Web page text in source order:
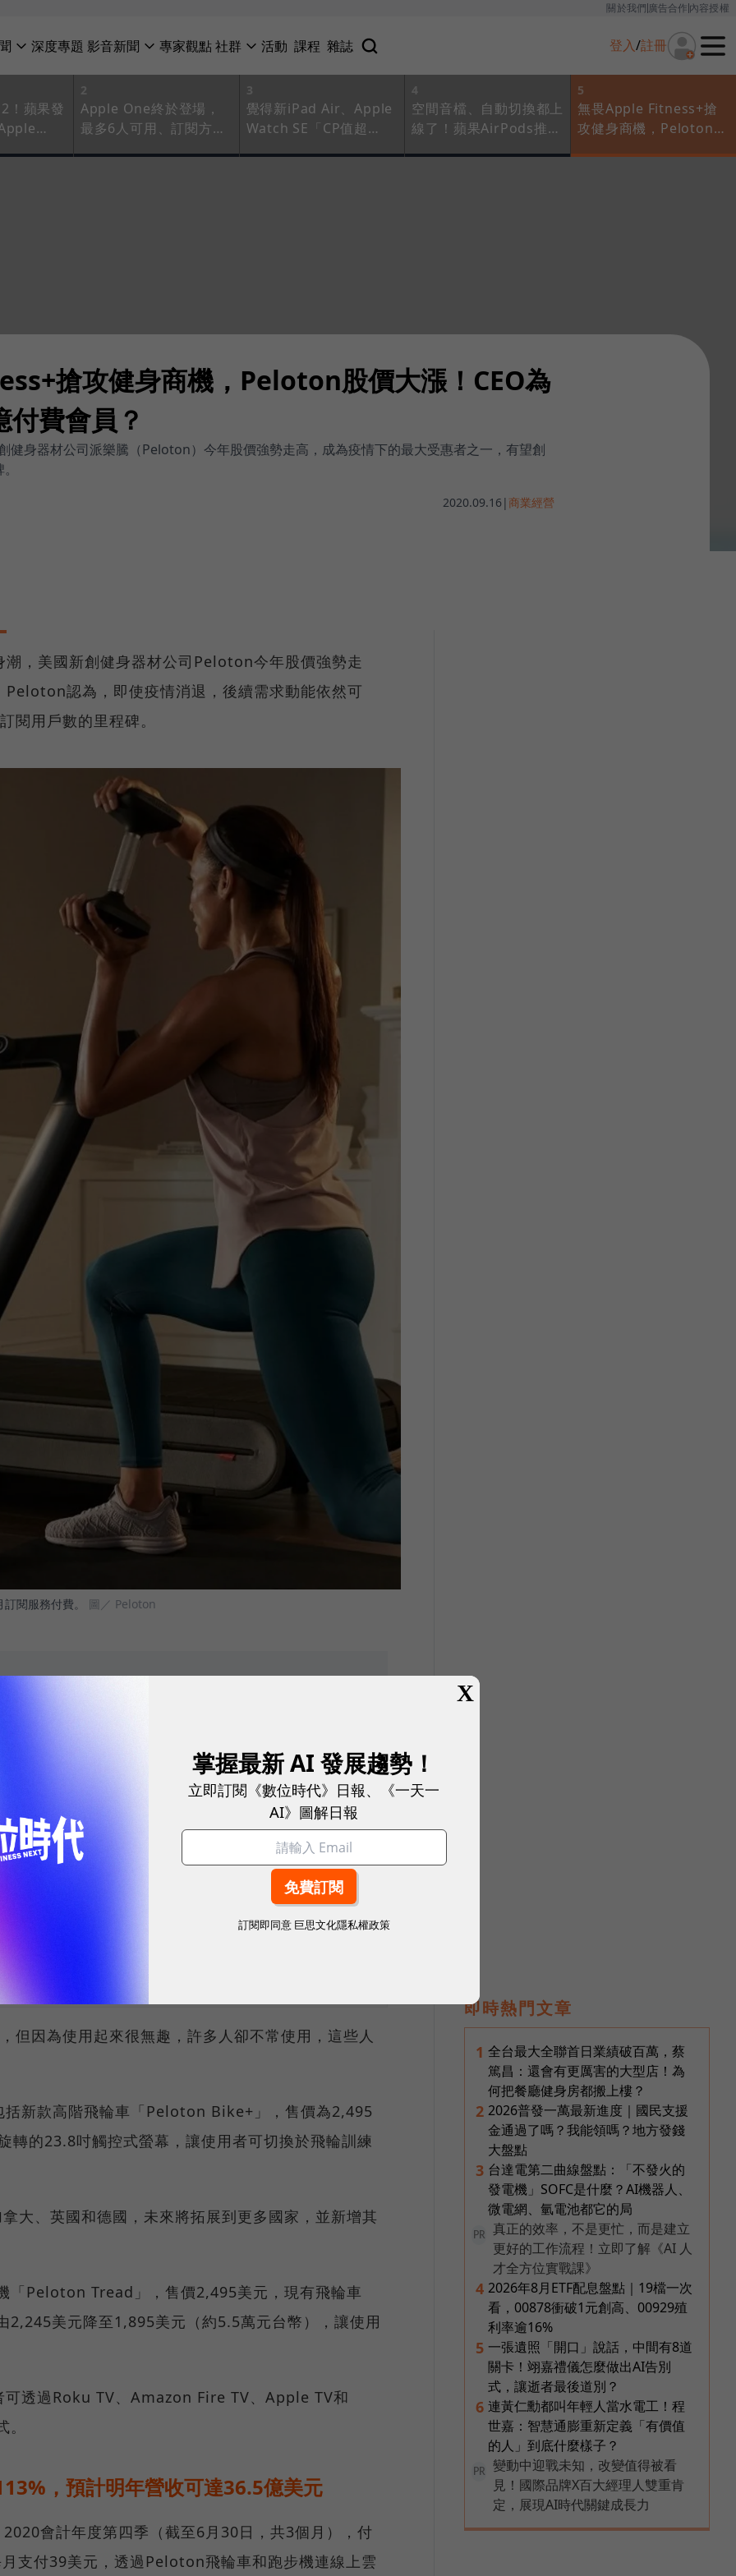
關於我們廣告合作內容授權
深度專題 影音新聞 專家觀點社群 活動 課程 雜誌 登入/註冊
！蘋果發
2
Apple One終於登場，
最多6人可用、訂閱方案
3
覺得新iPad Air、Apple
Watch SE「CP值超
4
空間音檔、自動切換都上
線了！蘋果AirPods推2
5
無畏Apple Fitness+搶
攻健身商機，Peloton股
搶攻健身商機，Peloton股價大漲！CEO為
費會員？
健身器材公司派樂騰（Peloton）今年股價強勢走高，成為疫情下的最大受惠者之一，有望創
2020.09.16 |商業經營
，美國新創健身器材公司Peloton今年股價強勢走
認為，即使疫情消退，後續需求動能依然可
閱用戶數的里程碑。
閱服務付費。 圖／ Peloton
以來首次股東會，執行長John Foley表示，該公司的
，以全球健身房愛好者大約2億人來看，這是一個合理
但因為使用起來很無趣，許多人卻不常使用，這些人
括新款高階飛輪車「Peloton Bike+」，售價為2,495
轉的23.8吋觸控式螢幕，讓使用者可切換於飛輪訓練
大、英國和德國，未來將拓展到更多國家，並新增其
「Peloton Tread」，售價2,495美元，現有飛輪車
美元降至1,895美元（約5.5萬元台幣），讓使用
可透過Roku TV、Amazon Fire TV、Apple TV和
，預計明年營收可達36.5億美元
會計年度第四季（截至6月30日，共3個月），付
支付39美元，透過Peloton飛輪車和跑步機連線上雲
即時熱門文章
1 全台最大全聯首日業績破百萬，蔡
篤昌：還會有更厲害的大型店！為
何把餐廳健身房都搬上樓？
2 2026普發一萬最新進度｜國民支援
金通過了嗎？我能領嗎？地方發錢
大盤點
3 台達電第二曲線盤點：「不發火的
發電機」SOFC是什麼？AI機器人、
微電網、氫電池都它的局
PR
真正的效率，不是更忙，而是建立
更好的工作流程！立即了解《AI 人
才全方位實戰課》
4 2026年8月ETF配息盤點｜19檔一次
看，00878衝破1元創高、00929殖
利率逾16%
5 一張遺照「開口」說話，中間有8道
關卡！翊嘉禮儀怎麼做出AI告別
式，讓逝者最後道別？
6 連黃仁勳都叫年輕人當水電工！程
世嘉：智慧通膨重新定義「有價值
的人」到底什麼樣子？
PR
變動中迎戰未知，改變值得被看
見！國際品牌X百大經理人雙重肯
定，展現AI時代關鍵成長力
X
掌握最新 AI 發展趨勢！
立即訂閱《數位時代》日報、《一天一
AI》圖解日報
訂閱即同意 巨思文化隱私權政策